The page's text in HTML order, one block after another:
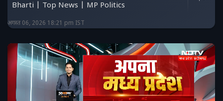
Bharti | Top News | MP Politics
अगस्त 06, 2026 18:21 pm IST